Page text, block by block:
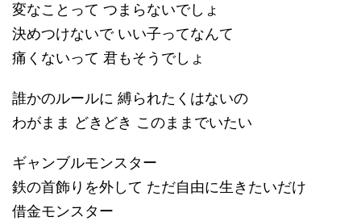
変なことって つまらないでしょ
決めつけないで いい子ってなんて
痛くないって 君もそうでしょ
誰かのルールに 縛られたくはないの
わがまま どきどき このままでいたい
ギャンブルモンスター
鉄の首飾りを外して ただ自由に生きたいだけ
借金モンスター